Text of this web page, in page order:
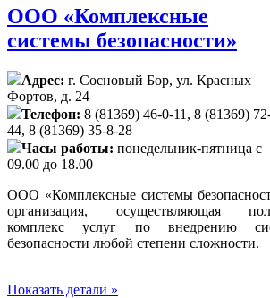
ООО «Комплексные
системы безопасности»
Адрес: г. Сосновый Бор, ул. Красных
Фортов, д. 24
Телефон: 8 (81369) 46-0-11, 8 (81369)
44, 8 (81369) 35-8-28
Часы работы: понедельник-пятница с
09.00 до 18.00
ООО «Комплексные системы
организация, осуществляющая
комплекс услуг по внедрению
безопасности любой степени сложности.
Показать детали »